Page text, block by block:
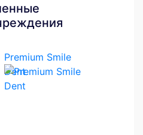
Premium Smile
Dent